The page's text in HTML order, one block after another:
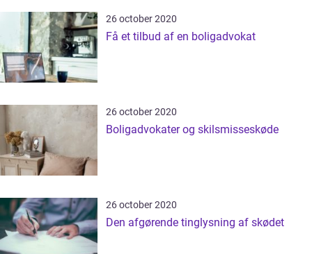
26 october 2020
Få et tilbud af en boligadvokat
26 october 2020
Boligadvokater og skilsmisseskøde
26 october 2020
Den afgørende tinglysning af skødet